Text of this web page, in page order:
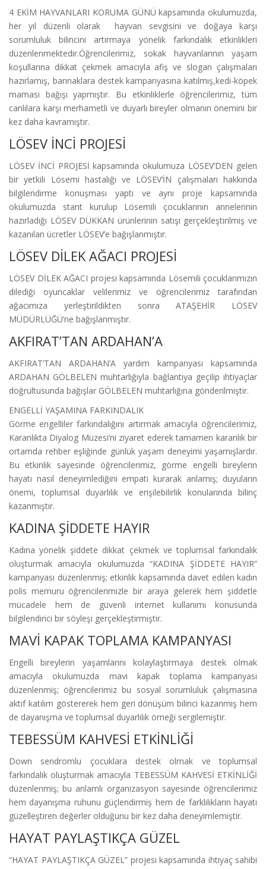
4 EKİM HAYVANLARI KORUMA GÜNÜ kapsamında okulumuzda,
her yıl düzenli olarak hayvan sevgisini ve doğaya karşı
sorumluluk bilincini artırmaya yönelik farkındalık etkinlikleri
düzenlenmektedir.Öğrencilerimiz, sokak hayvanlarının yaşam
koşullarına dikkat çekmek amacıyla afiş ve slogan çalışmaları
hazırlamış, barınaklara destek kampanyasına katılmış,kedi-köpek
maması bağışı yapmıştır. Bu etkinliklerle öğrencilerimiz, tüm
canlılara karşı merhametli ve duyarlı bireyler olmanın önemini bir
kez daha kavramıştır.
LÖSEV İNCİ PROJESİ
LÖSEV İNCİ PROJESİ kapsamında okulumuza LÖSEV’DEN gelen
bir yetkili Lösemi hastalığı ve LÖSEV’İN çalışmaları hakkında
bilgilendirme konuşması yaptı ve aynı proje kapsamında
okulumuzda stant kurulup Lösemili çocuklarının annelerinin
hazırladığı LÖSEV DÜKKAN ürünlerinin satışı gerçekleştirilmiş ve
kazanılan ücretler LÖSEV’e bağışlanmıştır.
LÖSEV DİLEK AĞACI PROJESİ
LÖSEV DİLEK AĞACI projesi kapsamında Lösemili çocuklarımızın
dilediği oyuncaklar velilerimiz ve öğrencilerimiz tarafından
ağacımıza yerleştirildikten sonra ATAŞEHİR LÖSEV
MÜDÜRLÜĞÜ’ne bağışlanmıştır.
AKFIRAT’TAN ARDAHAN’A
AKFIRAT’TAN ARDAHAN’A yardım kampanyası kapsamında
ARDAHAN GÖLBELEN muhtarlığıyla bağlantıya geçilip ihtiyaçlar
doğrultusunda bağışlar GÖLBELEN muhtarlığına gönderilmiştir.
ENGELLİ YAŞAMINA FARKINDALIK
Görme engelliler farkındalığını artırmak amacıyla öğrencilerimiz,
Karanlıkta Diyalog Müzesi’ni ziyaret ederek tamamen karanlık bir
ortamda rehber eşliğinde günlük yaşam deneyimi yaşamışlardır.
Bu etkinlik sayesinde öğrencilerimiz, görme engelli bireylerin
hayatı nasıl deneyimlediğini empati kurarak anlamış; duyuların
önemi, toplumsal duyarlılık ve erişilebilirlik konularında bilinç
kazanmıştır.
KADINA ŞİDDETE HAYIR
Kadına yönelik şiddete dikkat çekmek ve toplumsal farkındalık
oluşturmak amacıyla okulumuzda “KADINA ŞİDDETE HAYIR”
kampanyası düzenlenmiş; etkinlik kapsamında davet edilen kadın
polis memuru öğrencilerimizle bir araya gelerek hem şiddetle
mücadele hem de güvenli internet kullanımı konusunda
bilgilendirici bir söyleşi gerçekleştirmiştir.
MAVİ KAPAK TOPLAMA KAMPANYASI
Engelli bireylerin yaşamlarını kolaylaştırmaya destek olmak
amacıyla okulumuzda mavi kapak toplama kampanyası
düzenlenmiş; öğrencilerimiz bu sosyal sorumluluk çalışmasına
aktif katılım göstererek hem geri dönüşüm bilinci kazanmış hem
de dayanışma ve toplumsal duyarlılık örneği sergilemiştir.
TEBESSÜM KAHVESİ ETKİNLİĞİ
Down sendromlu çocuklara destek olmak ve toplumsal
farkındalık oluşturmak amacıyla TEBESSÜM KAHVESİ ETKİNLİĞİ
düzenlenmiş; bu anlamlı organizasyon sayesinde öğrencilerimiz
hem dayanışma ruhunu güçlendirmiş hem de farklılıkların hayatı
güzelleştiren değerler olduğunu bir kez daha deneyimlemiştir.
HAYAT PAYLAŞTIKÇA GÜZEL
“HAYAT PAYLAŞTIKÇA GÜZEL” projesi kapsamında ihtiyaç sahibi